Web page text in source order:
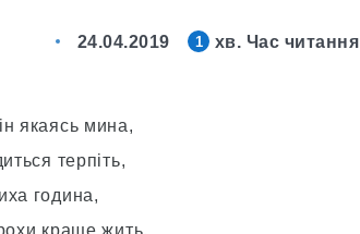
24.04.2019 1 хв. Час читання
якаясь мина,
терпіть,
година,
краще жить.